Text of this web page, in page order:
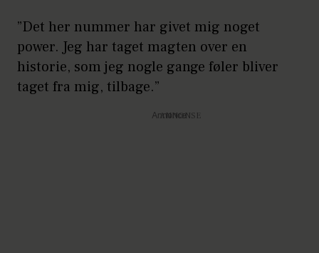
”Det her nummer har givet mig noget
power. Jeg har taget magten over en
historie, som jeg nogle gange føler bliver
taget fra mig, tilbage.”
Annonce